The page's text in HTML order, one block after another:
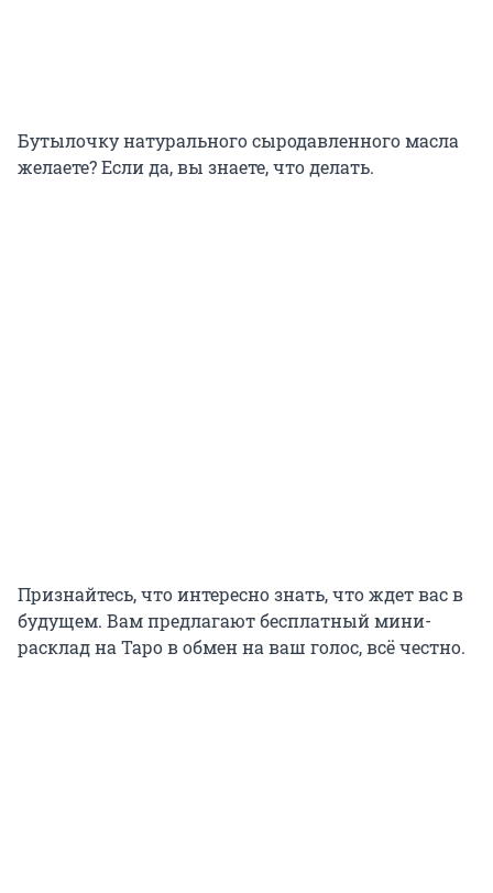
Бутылочку натурального сыродавленного масла
желаете? Если да, вы знаете, что делать.
Признайтесь, что интересно знать, что ждет вас в
будущем. Вам предлагают бесплатный мини-
расклад на Таро в обмен на ваш голос, всё честно.